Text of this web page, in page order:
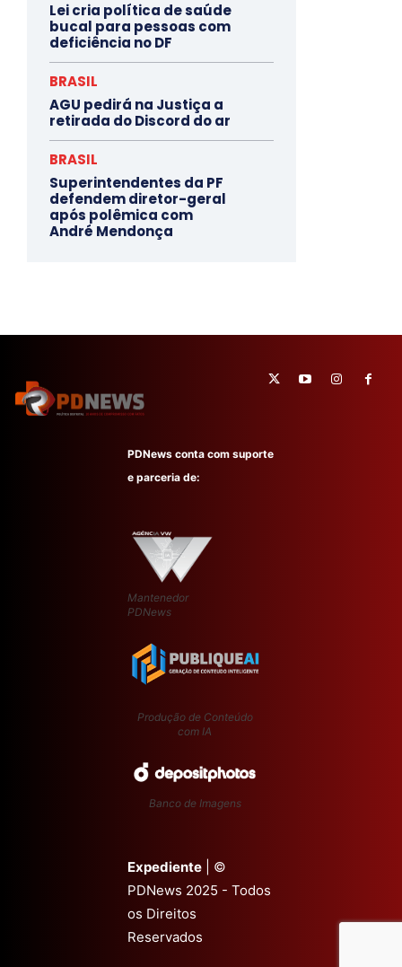
Lei cria política de saúde
bucal para pessoas com
deficiência no DF
BRASIL
AGU pedirá na Justiça a
retirada do Discord do ar
BRASIL
Superintendentes da PF
defendem diretor-geral
após polêmica com
André Mendonça
PDNews conta com suporte
e parceria de:
Mantenedor
PDNews
Produção de Conteúdo
com IA
Banco de Imagens
Expediente | ©
PDNews 2025 - Todos
os Direitos
Reservados